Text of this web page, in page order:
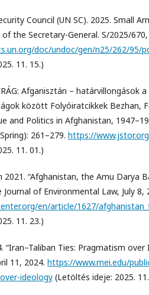
Council (UN SC). 2025. Small
the Secretary-General. S/2025/
doc/undoc/gen/n25/262/95/
11. 15.)
Afganisztán – határvillongások
között Folyóiratcikkek Bezhan,
and Politics in Afghanistan,
261–279. https://
11. 01.)
2021. “Afghanistan, the Amu Darya
Journal of Environmental Law, July 8,
en/article/1627/
11. 23.)
“Iran–Taliban Ties: Pragmatism over
11, 2024. https://www.mei.edu/
ideology (Letöltés ideje: 2025.